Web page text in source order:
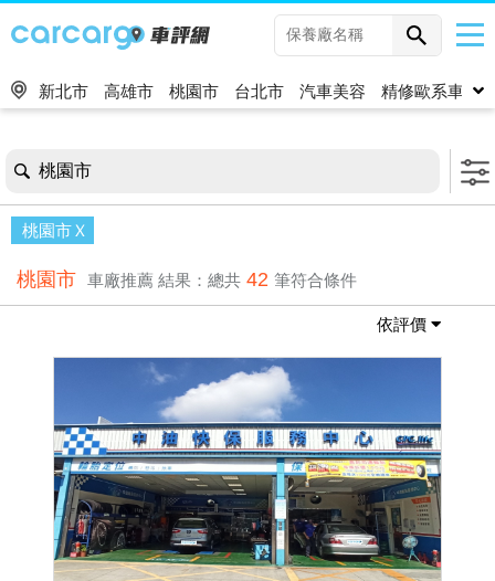
新北市 高雄市 桃園市 台北市 汽車美容 精修歐系車
桃園市
桃園市
桃園市 車廠推薦 結果：總共 42 筆符合條件
依評價